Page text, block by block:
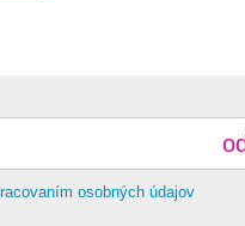
osobných údajov